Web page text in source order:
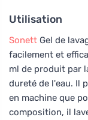
Utilisation
Sonett Gel de
facilement et
ml de produit par
dureté de l'eau. Il
en machine que
composition, il